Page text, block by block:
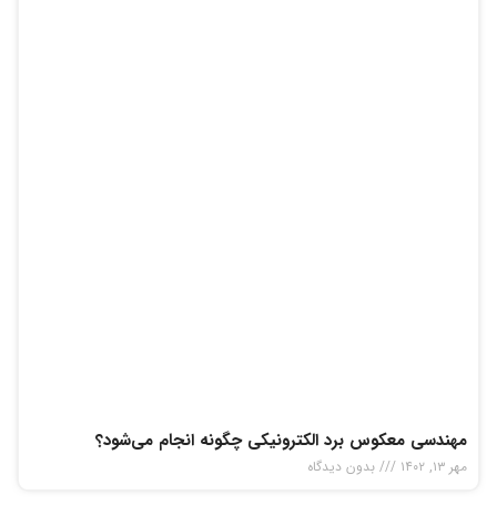
مهندسی معکوس برد الکترونیکی چگونه انجام می‌شود‌؟
مهر ۱۳, ۱۴۰۲ بدون دیدگاه